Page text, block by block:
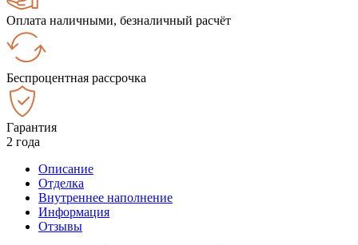
Оплата наличными, безналичный расчёт
Беспроцентная рассрочка
Гарантия
2 года
Описание
Отделка
Внутреннее наполнение
Информация
Отзывы